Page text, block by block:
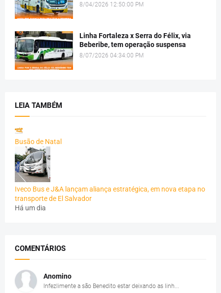
8/04/2026 12:50:00 PM
Linha Fortaleza x Serra do Félix, via
Beberibe, tem operação suspensa
8/07/2026 04:34:00 PM
LEIA TAMBÉM
Busão de Natal
Iveco Bus e J&A lançam aliança estratégica, em nova etapa no
transporte de El Salvador
Há um dia
COMENTÁRIOS
Anomino
Infezlimente a são Benedito estar deixando as linh...